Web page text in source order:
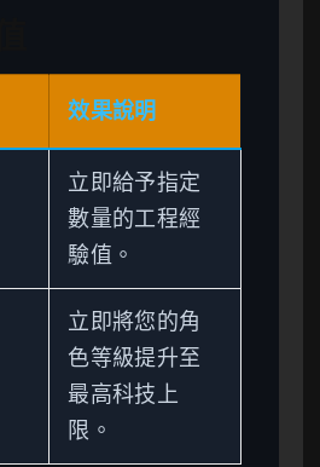
效果說明
立即給予指定
數量的工程經
驗值。
立即將您的角
色等級提升至
最高科技上
限。